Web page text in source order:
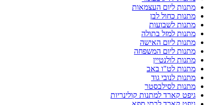
מתנות ליום העצמאות
מתנות כחול לבן
מתנות לשבועות
מתנות למזל בתולה
מתנות ליום האישה
מתנות ליום המשפחה
מתנות לולנטיין
מתנות לט"ו באב
מתנות לנובי גוד
מתנות לסילבסטר
גיפט קארד למתנות קולינריות